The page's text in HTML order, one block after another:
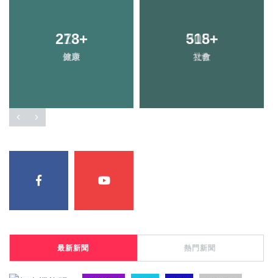
278+
健康
518+
社會
最新新聞 熱門新聞